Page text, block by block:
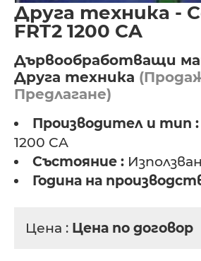
Друга техника -
FRT2 1200 CA
Дървообработващи
Друга техника
Предлагане)
Производител и тип :
1200 CA
Състояние :
Година на
Цена : Цена по договор